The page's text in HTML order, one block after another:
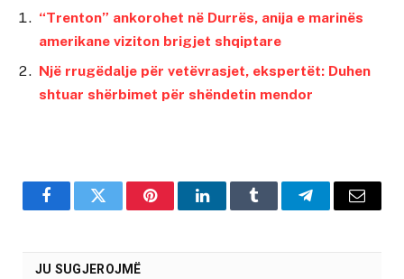
“Trenton” ankorohet në Durrës, anija e marinës
amerikane viziton brigjet shqiptare
Një rrugëdalje për vetëvrasjet, ekspertët: Duhen
shtuar shërbimet për shëndetin mendor
FacebookTwitter PinterestLinkedInTumblr TelegramEmail
JU SUGJEROJMË